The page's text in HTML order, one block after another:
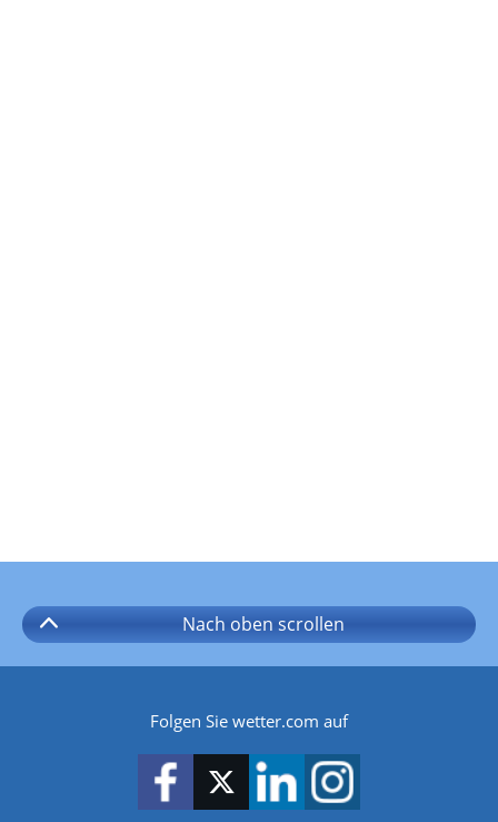
Nach oben scrollen
Folgen Sie wetter.com auf